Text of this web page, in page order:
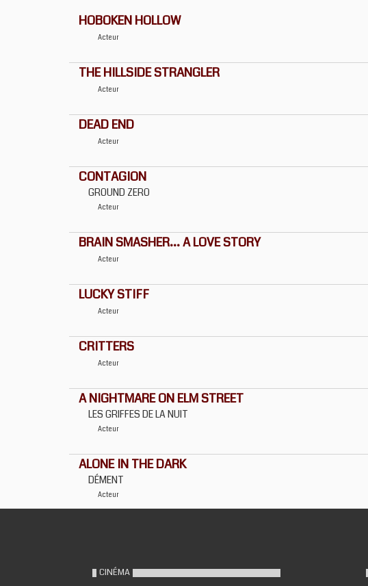
HOBOKEN HOLLOW
Acteur
THE HILLSIDE STRANGLER
Acteur
DEAD END
Acteur
CONTAGION
GROUND ZERO
Acteur
BRAIN SMASHER... A LOVE STORY
Acteur
LUCKY STIFF
Acteur
CRITTERS
Acteur
A NIGHTMARE ON ELM STREET
LES GRIFFES DE LA NUIT
Acteur
ALONE IN THE DARK
DÉMENT
Acteur
CINÉMA